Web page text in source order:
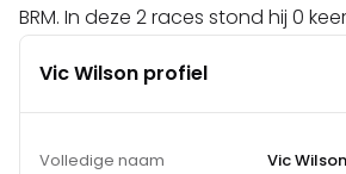
BRM. In deze 2 races stond hij 0
Vic Wilson profiel
Volledige naam Vic Wilson